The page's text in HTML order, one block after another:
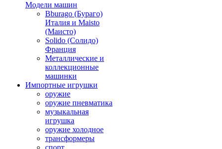
Модели машин
Bburago (Бураго)
Италия и Maisto
(Маисто)
Solido (Солидо)
Франция
Металлические и
коллекционные
машинки
Импортные игрушки
оружие
оружие пневматика
музыкальная
игрушка
оружие холодное
трансформеры
спорт